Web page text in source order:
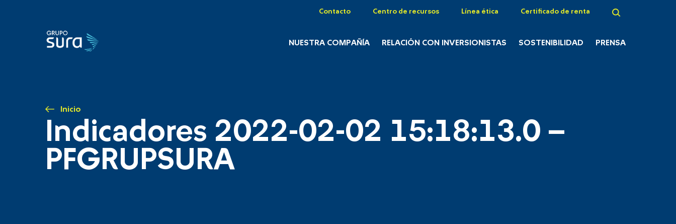
Contacto Centro de recursos Línea ética Certificado de renta
NUESTRA COMPAÑÍA RELACIÓN CON INVERSIONISTAS SOSTENIBILIDAD PRENSA
Inicio
Indicadores 2022-02-02 15:18:13.0 –
PFGRUPSURA